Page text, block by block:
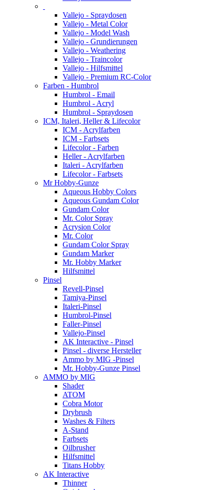
Vallejo - Spraydosen
Vallejo - Metal Color
Vallejo - Model Wash
Vallejo - Grundierungen
Vallejo - Weathering
Vallejo - Traincolor
Vallejo - Hilfsmittel
Vallejo - Premium RC-Color
Farben - Humbrol
Humbrol - Email
Humbrol - Acryl
Humbrol - Spraydosen
ICM, Italeri, Heller & Lifecolor
ICM - Acrylfarben
ICM - Farbsets
Lifecolor - Farben
Heller - Acrylfarben
Italeri - Acrylfarben
Lifecolor - Farbsets
Mr Hobby-Gunze
Aqueous Hobby Colors
Aqueous Gundam Color
Gundam Color
Mr. Color Spray
Acrysion Color
Mr. Color
Gundam Color Spray
Gundam Marker
Mr. Hobby Marker
Hilfsmittel
Pinsel
Revell-Pinsel
Tamiya-Pinsel
Italeri-Pinsel
Humbrol-Pinsel
Faller-Pinsel
Vallejo-Pinsel
AK Interactive - Pinsel
Pinsel - diverse Hersteller
Ammo by MIG -Pinsel
Mr. Hobby-Gunze Pinsel
AMMO by MIG
Shader
ATOM
Cobra Motor
Drybrush
Washes & Filters
A-Stand
Farbsets
Oilbrusher
Hilfsmittel
Titans Hobby
AK Interactive
Thinner